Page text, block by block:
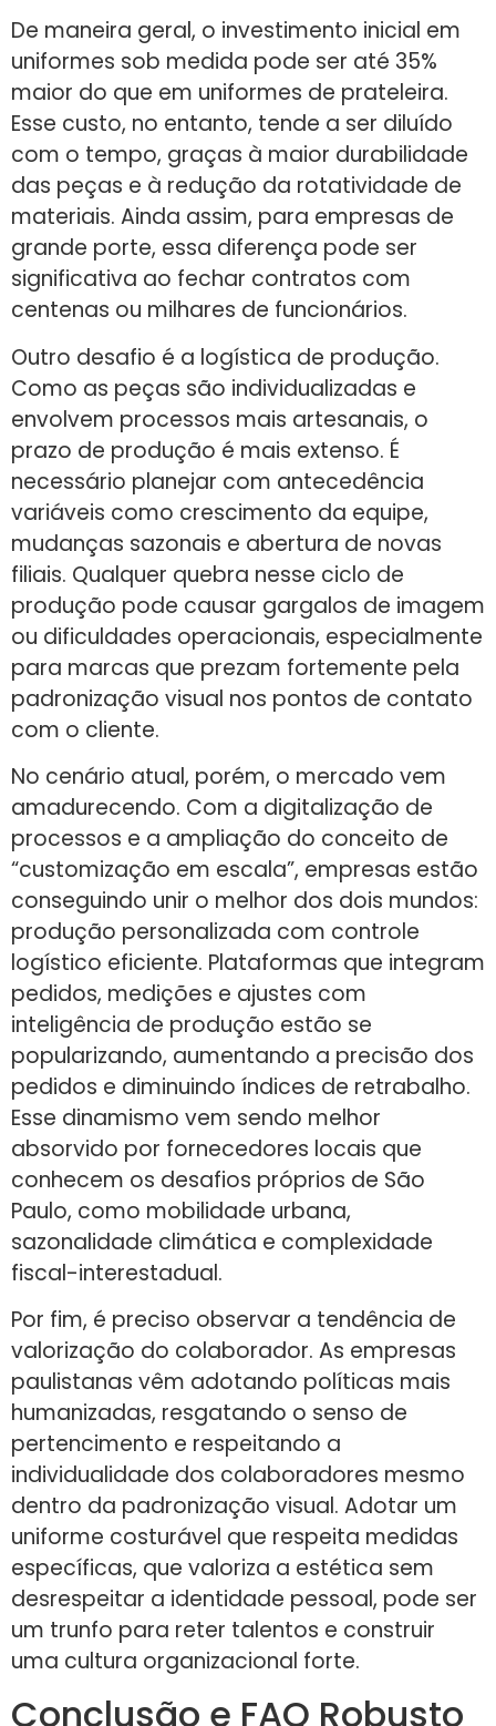
De maneira geral, o investimento inicial em
uniformes sob medida pode ser até 35%
maior do que em uniformes de prateleira.
Esse custo, no entanto, tende a ser diluído
com o tempo, graças à maior durabilidade
das peças e à redução da rotatividade de
materiais. Ainda assim, para empresas de
grande porte, essa diferença pode ser
significativa ao fechar contratos com
centenas ou milhares de funcionários.
Outro desafio é a logística de produção.
Como as peças são individualizadas e
envolvem processos mais artesanais, o
prazo de produção é mais extenso. É
necessário planejar com antecedência
variáveis como crescimento da equipe,
mudanças sazonais e abertura de novas
filiais. Qualquer quebra nesse ciclo de
produção pode causar gargalos de imagem
ou dificuldades operacionais, especialmente
para marcas que prezam fortemente pela
padronização visual nos pontos de contato
com o cliente.
No cenário atual, porém, o mercado vem
amadurecendo. Com a digitalização de
processos e a ampliação do conceito de
“customização em escala”, empresas estão
conseguindo unir o melhor dos dois mundos:
produção personalizada com controle
logístico eficiente. Plataformas que integram
pedidos, medições e ajustes com
inteligência de produção estão se
popularizando, aumentando a precisão dos
pedidos e diminuindo índices de retrabalho.
Esse dinamismo vem sendo melhor
absorvido por fornecedores locais que
conhecem os desafios próprios de São
Paulo, como mobilidade urbana,
sazonalidade climática e complexidade
fiscal-interestadual.
Por fim, é preciso observar a tendência de
valorização do colaborador. As empresas
paulistanas vêm adotando políticas mais
humanizadas, resgatando o senso de
pertencimento e respeitando a
individualidade dos colaboradores mesmo
dentro da padronização visual. Adotar um
uniforme costurável que respeita medidas
específicas, que valoriza a estética sem
desrespeitar a identidade pessoal, pode ser
um trunfo para reter talentos e construir
uma cultura organizacional forte.
Conclusão e FAQ Robusto